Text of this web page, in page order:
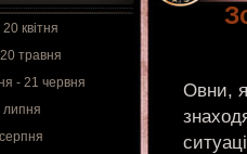
квітня
травня
- 21 червня
липня
Овни,